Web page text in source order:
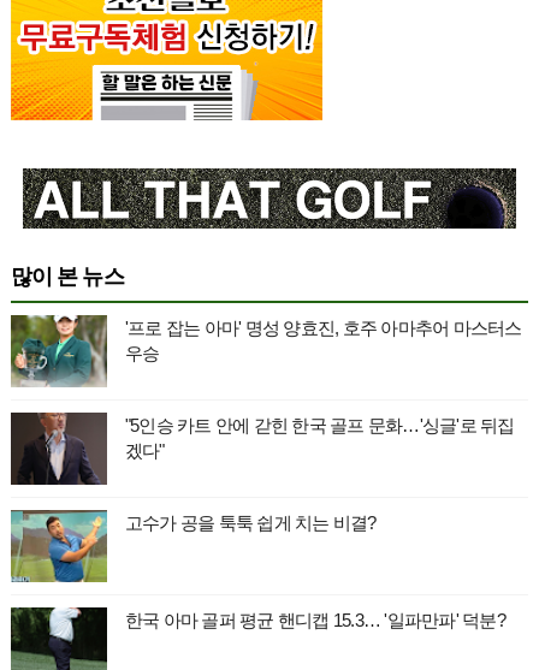
많이 본 뉴스
'프로 잡는 아마' 명성 양효진, 호주 아마추어 마스터스
우승
"5인승 카트 안에 갇힌 한국 골프 문화…'싱글'로 뒤집
겠다"
고수가 공을 툭툭 쉽게 치는 비결?
한국 아마 골퍼 평균 핸디캡 15.3… '일파만파' 덕분?